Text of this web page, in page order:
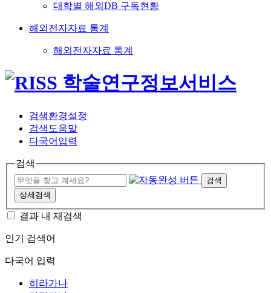
대학별 해외DB 구독현황
해외전자자료 통계
해외전자자료 통계
검색환경설정
검색도움말
다국어입력
검색
검색
상세검색
결과 내 재검색
인기 검색어
다국어 입력
히라가나